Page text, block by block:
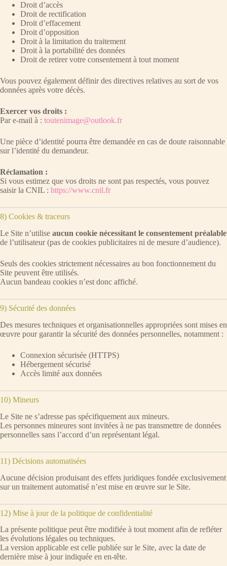
Droit d’accès
Droit de rectification
Droit d’effacement
Droit d’opposition
Droit à la limitation du traitement
Droit à la portabilité des données
Droit de retirer votre consentement à tout moment
Vous pouvez également définir des directives relatives au sort de vos
données après votre décès.
Exercer vos droits :
Par e-mail à : toutenimage@outlook.fr
Une pièce d’identité pourra être demandée en cas de doute raisonnable
sur l’identité du demandeur.
Réclamation :
Si vous estimez que vos droits ne sont pas respectés, vous pouvez
saisir la CNIL : https://www.cnil.fr
8) Cookies & traceurs
Le Site n’utilise aucun cookie nécessitant le consentement préalable
de l’utilisateur (pas de cookies publicitaires ni de mesure d’audience).
Seuls des cookies strictement nécessaires au bon fonctionnement du
Site peuvent être utilisés.
Aucun bandeau cookies n’est donc affiché.
9) Sécurité des données
Des mesures techniques et organisationnelles appropriées sont mises en
œuvre pour garantir la sécurité des données personnelles, notamment :
Connexion sécurisée (HTTPS)
Hébergement sécurisé
Accès limité aux données
10) Mineurs
Le Site ne s’adresse pas spécifiquement aux mineurs.
Les personnes mineures sont invitées à ne pas transmettre de données
personnelles sans l’accord d’un représentant légal.
11) Décisions automatisées
Aucune décision produisant des effets juridiques fondée exclusivement
sur un traitement automatisé n’est mise en œuvre sur le Site.
12) Mise à jour de la politique de confidentialité
La présente politique peut être modifiée à tout moment afin de refléter
les évolutions légales ou techniques.
La version applicable est celle publiée sur le Site, avec la date de
dernière mise à jour indiquée en en-tête.